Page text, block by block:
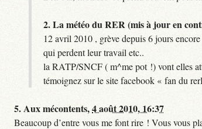
2.La météo du RER (mis à jour en
12 avril 2010 , grève depuis 6 jours
qui perdent leur travail etc..
la RATP/SNCF ( m^me pot !) vont elles
témoignez sur le site facebook « fan du
5.Aux mécontents,4 août 2010, 16:37
Beaucoup d’entre vous me font rire ! Vous vous